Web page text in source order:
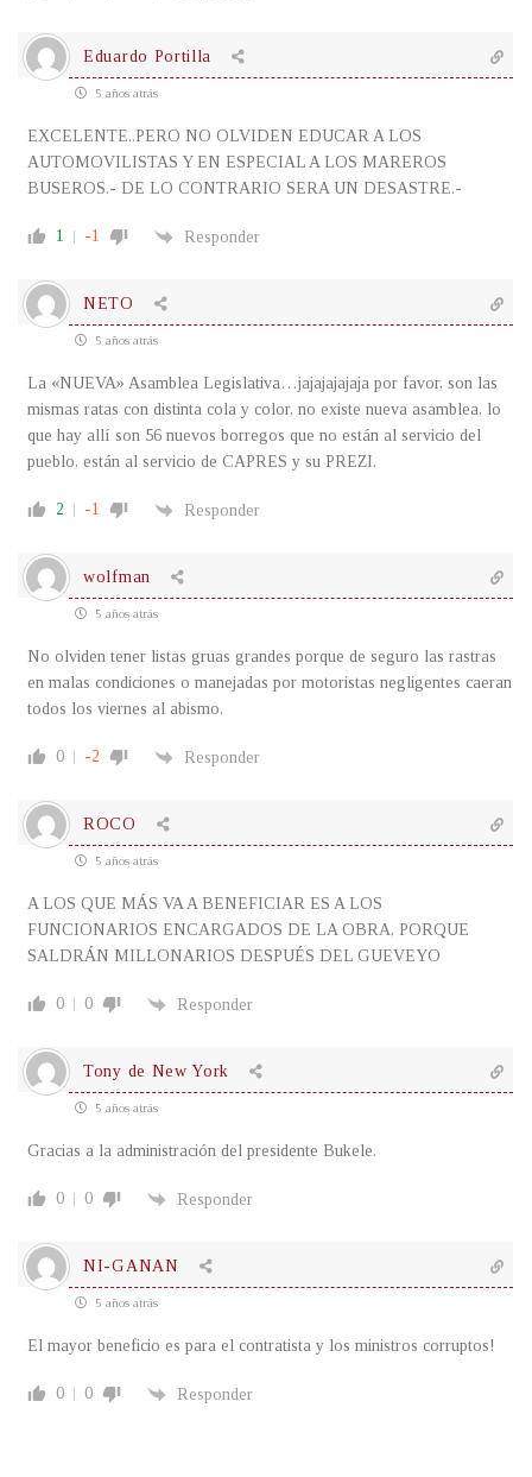
Eduardo Portilla
5 años atrás
EXCELENTE..PERO NO OLVIDEN EDUCAR A LOS
AUTOMOVILISTAS Y EN ESPECIAL A LOS MAREROS
BUSEROS.- DE LO CONTRARIO SERA UN DESASTRE.-
1 -1 Responder
NETO
5 años atrás
La «NUEVA» Asamblea Legislativa…jajajajajaja por favor, son las
mismas ratas con distinta cola y color, no existe nueva asamblea, lo
que hay allí son 56 nuevos borregos que no están al servicio del
pueblo, están al servicio de CAPRES y su PREZI.
2 -1 Responder
wolfman
5 años atrás
No olviden tener listas gruas grandes porque de seguro las rastras
en malas condiciones o manejadas por motoristas negligentes caeran
todos los viernes al abismo.
0 -2 Responder
ROCO
5 años atrás
A LOS QUE MÁS VA A BENEFICIAR ES A LOS
FUNCIONARIOS ENCARGADOS DE LA OBRA, PORQUE
SALDRÁN MILLONARIOS DESPUÉS DEL GUEVEYO
0 0 Responder
Tony de New York
5 años atrás
Gracias a la administración del presidente Bukele.
0 0 Responder
NI-GANAN
5 años atrás
El mayor beneficio es para el contratista y los ministros corruptos!
0 0 Responder